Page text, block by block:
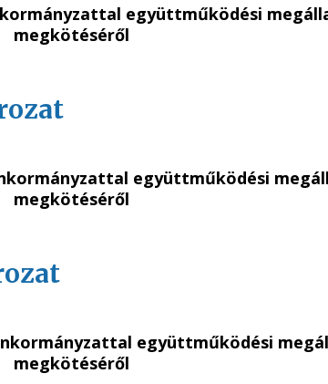
együttműködési
megkötéséről
együttműködési
megkötéséről
együttműködési
megkötéséről